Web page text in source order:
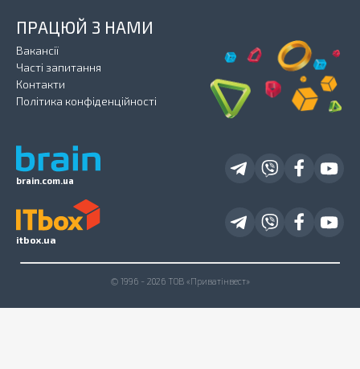
brain.com.ua
ПРАЦЮЙ З НАМИ
Вакансії
Часті запитання
Контакти
Політика конфіденційності
itbox.ua
© 1996 - 2026 ТОВ «Приватінвест»